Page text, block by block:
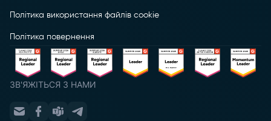
Політика використання файлів cookie
Політика повернення
ЗВ'ЯЖІТЬСЯ З НАМИ